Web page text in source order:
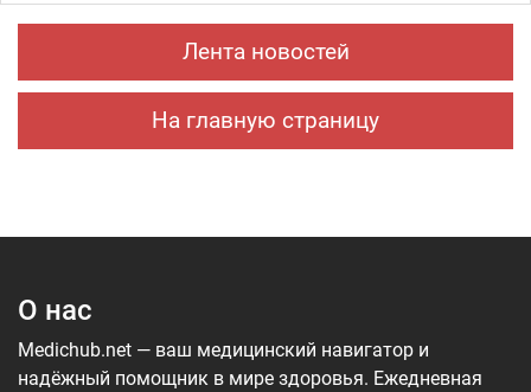
Лента новостей
На главную страницу
О нас
Medichub.net — ваш медицинский навигатор и
надёжный помощник в мире здоровья. Ежедневная